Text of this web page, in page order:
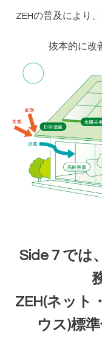
ZEHの普及により
抜本的に改
Side 7 では
ZEH(ネット
ウス)標